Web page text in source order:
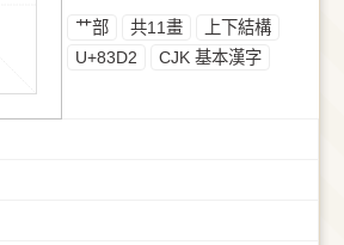
⺾部 共11畫
上下結構
U+83D2
CJK 基本漢字